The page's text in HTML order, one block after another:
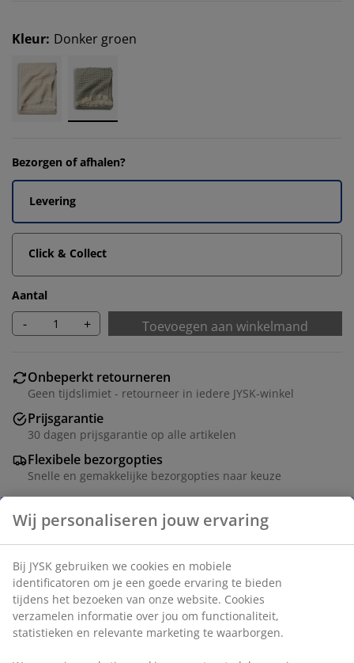
Kleur: Donker groen
Bezorgen of afhalen?
Levering
Click & Collect
Aantal
- + Toevoegen aan winkelmand
Onbeperkt retourneren
Geen tijdslimiet - retourneer in iedere JYSK-winkel
Prijsgarantie
30 dagen prijsgarantie op alle artikelen
Flexibele bezorgopties
Snelle en gemakkelijke bezorgopties naar keuze
Specificaties
Wij personaliseren jouw ervaring